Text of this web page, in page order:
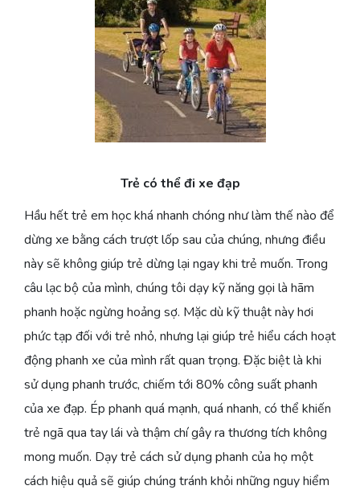
Trẻ có thể đi xe đạp
Hầu hết trẻ em học khá nhanh chóng như làm thế nào để
dừng xe bằng cách trượt lốp sau của chúng, nhưng điều
này sẽ không giúp trẻ dừng lại ngay khi trẻ muốn. Trong
câu lạc bộ của mình, chúng tôi dạy kỹ năng gọi là hãm
phanh hoặc ngừng hoảng sợ. Mặc dù kỹ thuật này hơi
phức tạp đối với trẻ nhỏ, nhưng lại giúp trẻ hiểu cách hoạt
động phanh xe của mình rất quan trọng. Đặc biệt là khi
sử dụng phanh trước, chiếm tới 80% công suất phanh
của xe đạp. Ép phanh quá mạnh, quá nhanh, có thể khiến
trẻ ngã qua tay lái và thậm chí gây ra thương tích không
mong muốn. Dạy trẻ cách sử dụng phanh của họ một
cách hiệu quả sẽ giúp chúng tránh khỏi những nguy hiểm